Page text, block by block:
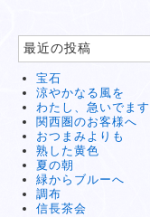
最近の投稿
宝石
涼やかなる風を
わたし、急いでます
関西圏のお客様へ
おつまみよりも
熟した黄色
夏の朝
緑からブルーへ
調布
信長茶会